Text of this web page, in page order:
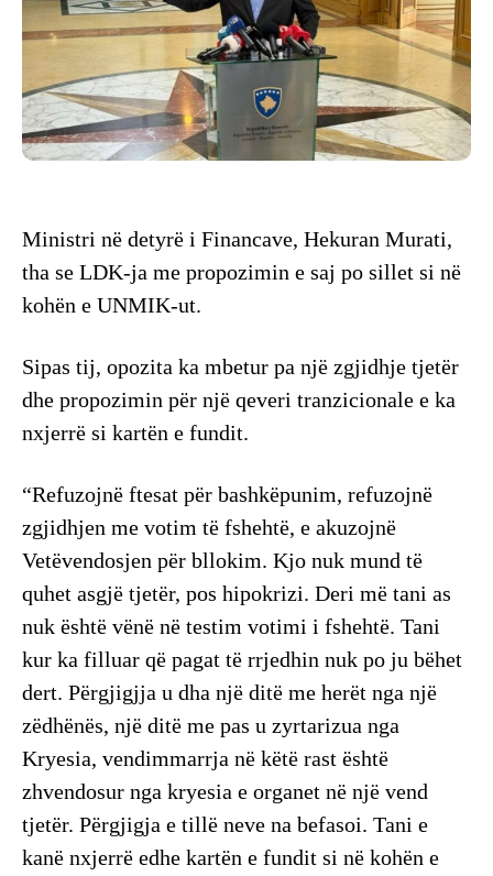
Ministri në detyrë i Financave, Hekuran Murati,
tha se LDK-ja me propozimin e saj po sillet si në
kohën e UNMIK-ut.
Sipas tij, opozita ka mbetur pa një zgjidhje tjetër
dhe propozimin për një qeveri tranzicionale e ka
nxjerrë si kartën e fundit.
“Refuzojnë ftesat për bashkëpunim, refuzojnë
zgjidhjen me votim të fshehtë, e akuzojnë
Vetëvendosjen për bllokim. Kjo nuk mund të
quhet asgjë tjetër, pos hipokrizi. Deri më tani as
nuk është vënë në testim votimi i fshehtë. Tani
kur ka filluar që pagat të rrjedhin nuk po ju bëhet
dert. Përgjigjja u dha një ditë me herët nga një
zëdhënës, një ditë me pas u zyrtarizua nga
Kryesia, vendimmarrja në këtë rast është
zhvendosur nga kryesia e organet në një vend
tjetër. Përgjigja e tillë neve na befasoi. Tani e
kanë nxjerrë edhe kartën e fundit si në kohën e